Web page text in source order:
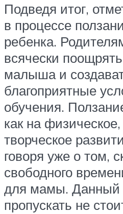
Подведя итог,
в процессе
ребенка.
всячески
малыша и
благоприятные
обучения.
как на
творческое
говоря уже о том,
свободного
для мамы. Данный
пропускать не